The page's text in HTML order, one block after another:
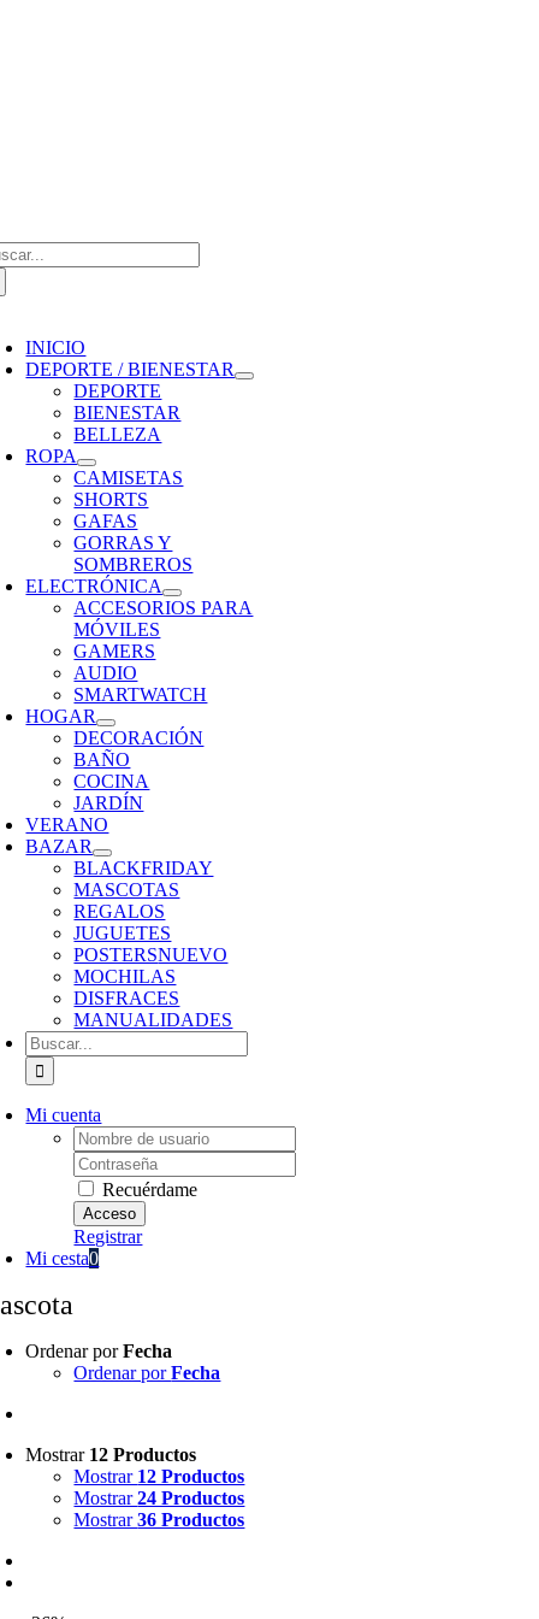
INICIO
DEPORTE / BIENESTAR
DEPORTE
BIENESTAR
BELLEZA
ROPA
CAMISETAS
SHORTS
GAFAS
GORRAS Y
SOMBREROS
ELECTRÓNICA
ACCESORIOS PARA
MÓVILES
GAMERS
AUDIO
SMARTWATCH
HOGAR
DECORACIÓN
BAÑO
COCINA
JARDÍN
VERANO
BAZAR
BLACKFRIDAY
MASCOTAS
REGALOS
JUGUETES
POSTERSNUEVO
MOCHILAS
DISFRACES
MANUALIDADES
Buscar:
Mi cuenta
Username:
Password:
Recuérdame
Registrar
Mi cesta0
Ordenar porFecha
Ordenar porFecha
Mostrar 12 Productos
Mostrar 12 Productos
Mostrar24 Productos
Mostrar36 Productos